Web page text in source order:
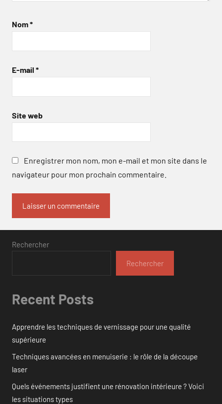
Nom*
E-mail *
Site web
Enregistrer mon nom, mon e-mail et mon site dans le
navigateur pour mon prochain commentaire.
Rechercher
Rechercher
Recent Posts
Apprendre les techniques de vernissage pour une qualité
supérieure
Techniques avancées en menuiserie : le rôle de la découpe
laser
Quels événements justifient une rénovation intérieure ? Voici
les situations types